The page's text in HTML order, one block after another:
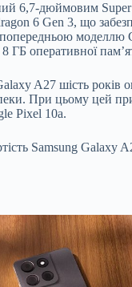
6,7-дюймовим
6 Gen 3, що
попередньою моделлю
ГБ оперативної
A27 шість років
При цьому цей
Pixel 10a.
Samsung Galaxy